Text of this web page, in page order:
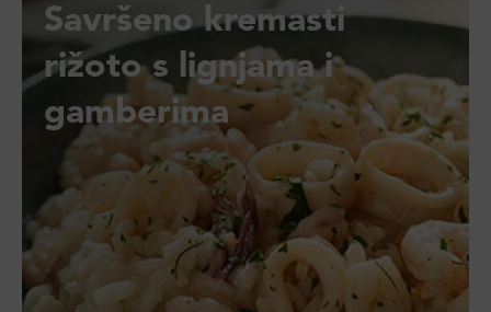
Savršeno kremasti
rižoto s lignjama i
gamberima